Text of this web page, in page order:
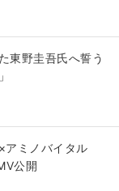
東野圭吾氏へ誓う
アミノバイタル
公開